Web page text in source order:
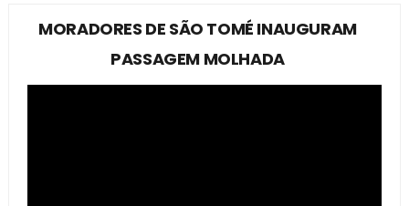
MORADORES DE SÃO TOMÉ INAUGURAM
PASSAGEM MOLHADA